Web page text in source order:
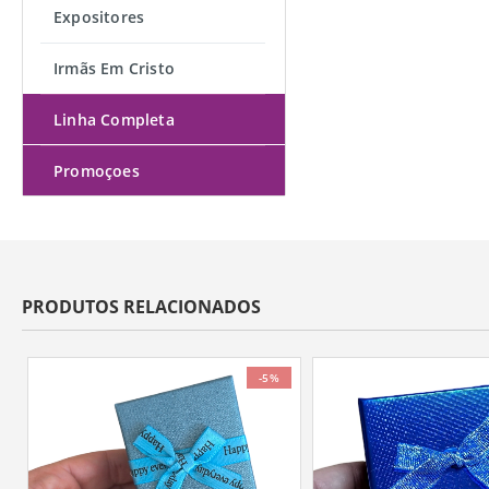
Expositores
Irmãs Em Cristo
Linha Completa
Promoçoes
PRODUTOS RELACIONADOS
-5%